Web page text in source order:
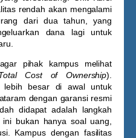
rendah akan mengalami
dari dua tahun, yang
dana lagi untuk
pihak kampus melihat
Cost of Ownership).
lebih besar di awal untuk
dengan garansi resmi
didapat adalah langkah
bukan hanya soal uang,
Kampus dengan fasilitas